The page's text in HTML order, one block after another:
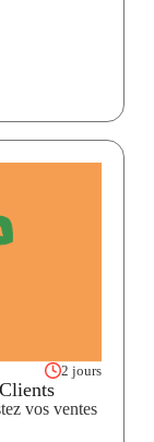
2 jours
vos ventes